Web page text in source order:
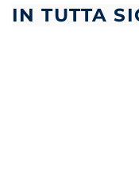
IN TUTTA